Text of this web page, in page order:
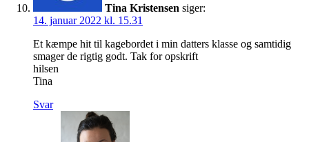
Tina Kristensen siger:
14. januar 2022 kl. 15.31
Et kæmpe hit til kagebordet i min datters klasse og samtidig
smager de rigtig godt. Tak for opskrift
hilsen
Tina
Svar